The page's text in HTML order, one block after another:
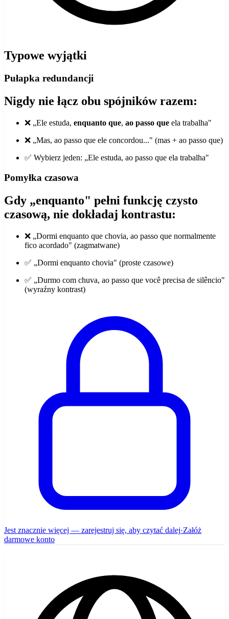
Typowe wyjątki
Pułapka redundancji
Nigdy nie łącz obu spójników razem:
❌ „Ele estuda, enquanto que, ao passo que ela trabalha"
❌ „Mas, ao passo que ele concordou..." (mas + ao passo que)
✅ Wybierz jeden: „Ele estuda, ao passo que ela trabalha"
Pomyłka czasowa
Gdy „enquanto" pełni funkcję czysto
czasową, nie dokładaj kontrastu:
❌ „Dormi enquanto que chovia, ao passo que normalmente
fico acordado" (zagmatwane)
✅ „Dormi enquanto chovia" (proste czasowe)
✅ „Durmo com chuva, ao passo que você precisa de silêncio"
(wyraźny kontrast)
Jest znacznie więcej — zarejestruj się, aby czytać dalej·Załóż
darmowe konto